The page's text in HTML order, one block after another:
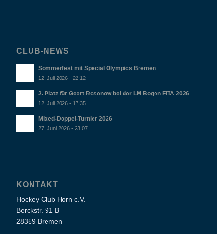
CLUB-NEWS
Sommerfest mit Special Olympics Bremen
12. Juli 2026 - 22:12
2. Platz für Geert Rosenow bei der LM Bogen FITA 2026
12. Juli 2026 - 17:35
Mixed-Doppel-Turnier 2026
27. Juni 2026 - 23:07
KONTAKT
Hockey Club Horn e.V.
Berckstr. 91 B
28359 Bremen